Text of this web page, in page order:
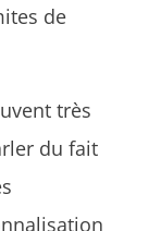
de
très
du fait